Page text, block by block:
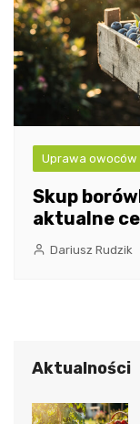
Uprawa owoców
Skup
aktualne
Dariusz Rudzik
Aktualności